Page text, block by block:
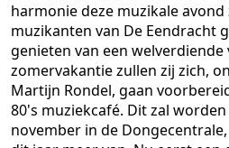
harmonie deze muzikale
muzikanten van De Eendracht
genieten van een welverdiende
zomervakantie zullen zij zich,
Martijn Rondel, gaan
80's muziekcafé. Dit zal
november in de